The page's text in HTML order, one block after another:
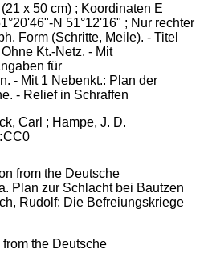
x 50 cm) ; Koordinaten E
N 51°12'16" ; Nur rechter
Form (Schritte, Meile). - Titel
Kt.-Netz. - Mit
für
- Mit 1 Nebenkt.: Plan der
- Relief in Schraffen
Carl ; Hampe, J. D.
CC0
the Deutsche